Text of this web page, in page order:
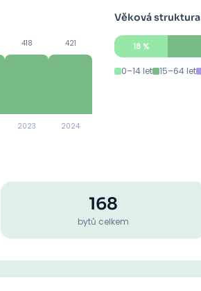
418
2023
421
2024
Věková struktura
18 %
0–14 let 15–64 let
168
bytů celkem